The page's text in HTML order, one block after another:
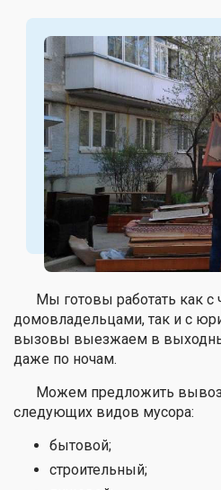
Мы готовы работать как с
домовладельцами, так и с
вызовы выезжаем в
даже по ночам.
Можем предложить
следующих видов мусора:
бытовой;
строительный;